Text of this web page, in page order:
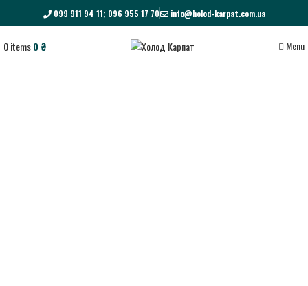
099 911 94 11; 096 955 17 70 info@holod-karpat.com.ua
0items0 ₴ Menu